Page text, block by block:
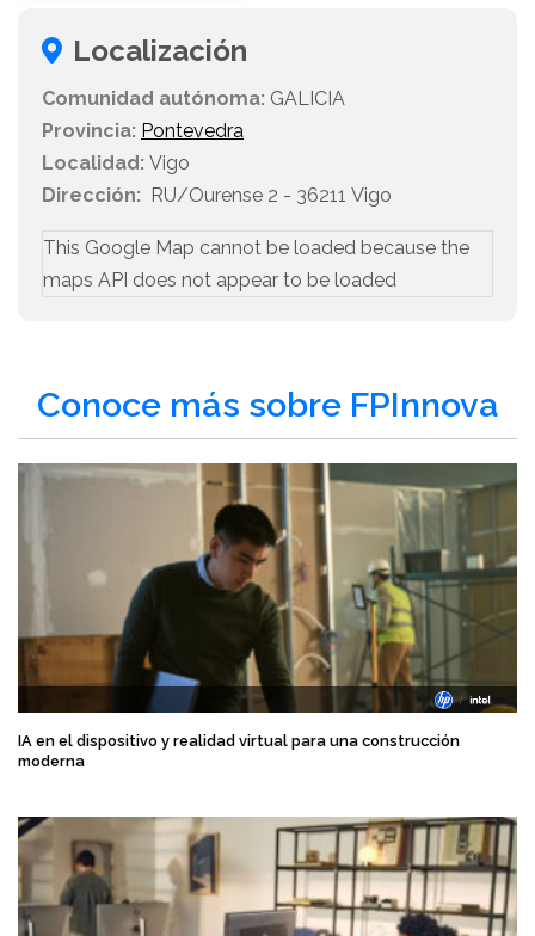
Localización
Comunidad autónoma: GALICIA
Provincia: Pontevedra
Localidad: Vigo
Dirección: RU/Ourense 2 - 36211 Vigo
This Google Map cannot be loaded because the
maps API does not appear to be loaded
Conoce más sobre FPInnova
IA en el dispositivo y realidad virtual para una construcción
moderna